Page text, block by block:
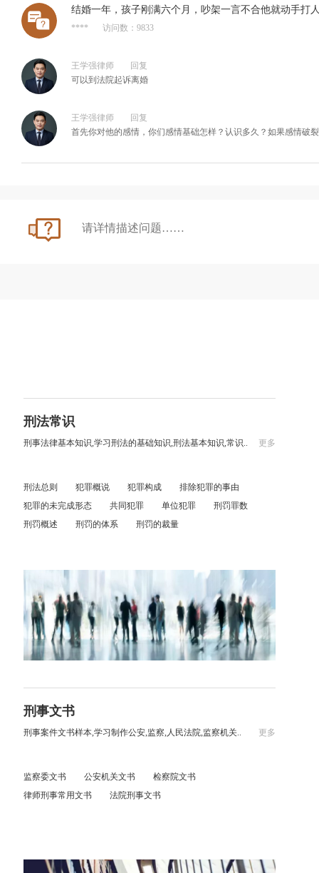
结婚一年，孩子刚满六个月，吵架一言不合他就动手打
**** 访问数：9833
王学强律师
回复
可以到法院起诉离婚
王学强律师
回复
首先你对他的感情，你们感情基础怎样？认识多久？如果感情破
刑法常识
更多
刑事法律基本知识,学习刑法的基础知识,刑法基本知识,常识..
刑法总则 犯罪概说 犯罪构成
排除犯罪的事由
犯罪的未完成形态
共同犯罪 单位犯罪
刑罚罪数
刑罚概述
刑罚的体系 刑罚的裁量
刑事文书
更多
刑事案件文书样本,学习制作公安,监察,人民法院,监察机关..
监察委文书 公安机关文书
检察院文书
律师刑事常用文书
法院刑事文书